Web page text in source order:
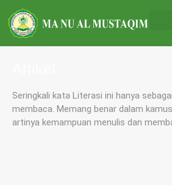
Seringkali kata Literasi ini hanya
membaca. Memang benar dalam
artinya kemampuan menulis dan